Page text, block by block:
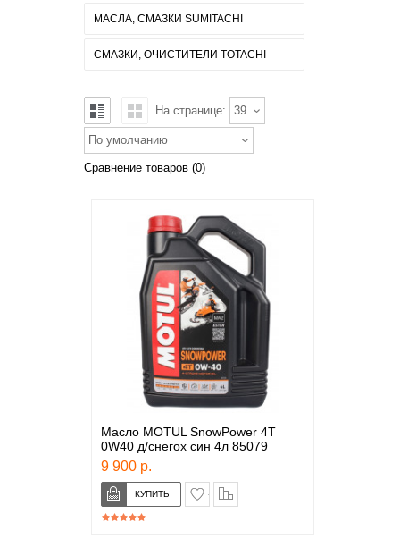
МАСЛА, СМАЗКИ SUMITACHI
СМАЗКИ, ОЧИСТИТЕЛИ TOTACHI
На странице: 39
По умолчанию
Сравнение товаров (0)
Масло MOTUL SnowPower 4T
0W40 д/снегох син 4л 85079
9 900 р.
в закладки